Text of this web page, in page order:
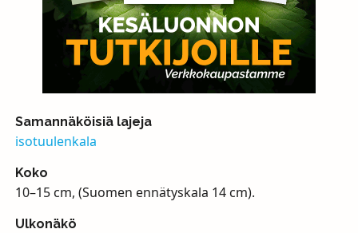
Samannäköisiä lajeja
isotuulenkala
Koko
10–15 cm, (Suomen ennätyskala 14 cm).
Ulkonäkö